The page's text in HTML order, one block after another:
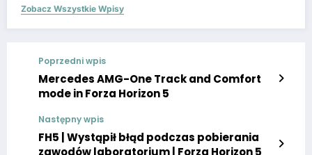
Zobacz Wszystkie Wpisy
Poprzedni wpis
Mercedes AMG-One Track and Comfort
mode in Forza Horizon 5
Następny wpis
FH5 | Wystąpił błąd podczas pobierania
zawodów laboratorium | Forza Horizon 5